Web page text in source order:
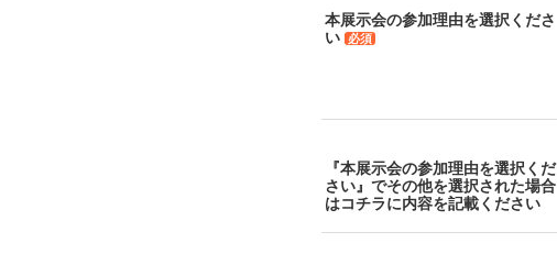
本展示会の参加理由を選択くださ
い
必須
『本展示会の参加理由を選択くだ
さい』でその他を選択された場合
はコチラに内容を記載ください